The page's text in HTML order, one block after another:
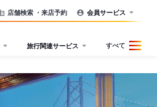
店舗検索 ・来店予約 会員サービス
旅行関連サービス すべて